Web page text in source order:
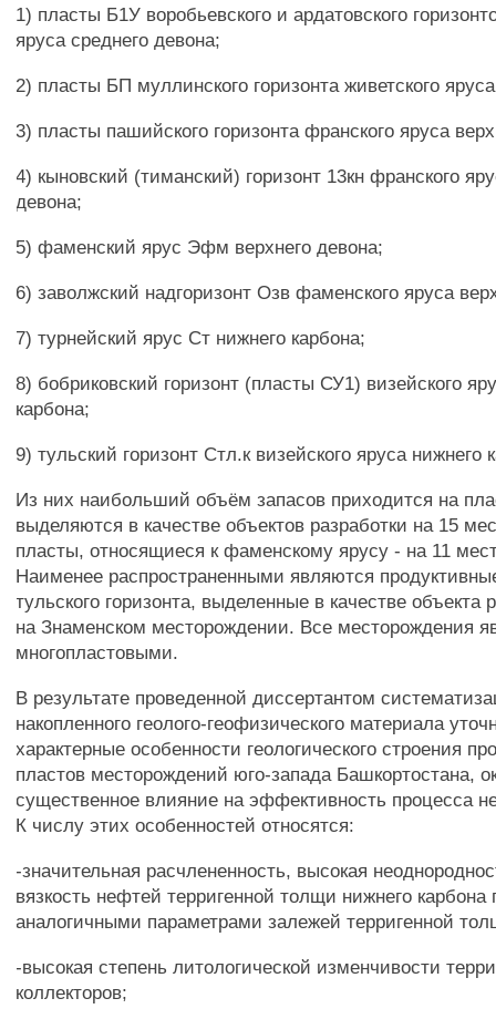
1) пласты Б1У воробьевского и ардатовского
яруса среднего девона;
2) пласты БП муллинского горизонта живетского
3) пласты пашийского горизонта франского яруса
4) кыновский (тиманский) горизонт 13кн франского
девона;
5) фаменский ярус Эфм верхнего девона;
6) заволжский надгоризонт Озв фаменского яруса
7) турнейский ярус Ст нижнего карбона;
8) бобриковский горизонт (пласты СУ1) визейского
карбона;
9) тульский горизонт Стл.к визейского яруса нижнего
Из них наибольший объём запасов приходится на
выделяются в качестве объектов разработки на 15
пласты, относящиеся к фаменскому ярусу - на 11
Наименее распространенными являются
тульского горизонта, выделенные в качестве объекта
на Знаменском месторождении. Все месторождения
многопластовыми.
В результате проведенной диссертантом
накопленного геолого-геофизического материала
характерные особенности геологического строения
пластов месторождений юго-запада Башкортостана,
существенное влияние на эффективность процесса
К числу этих особенностей относятся:
-значительная расчлененность, высокая
вязкость нефтей терригенной толщи нижнего
аналогичными параметрами залежей терригенной
-высокая степень литологической изменчивости
коллекторов;